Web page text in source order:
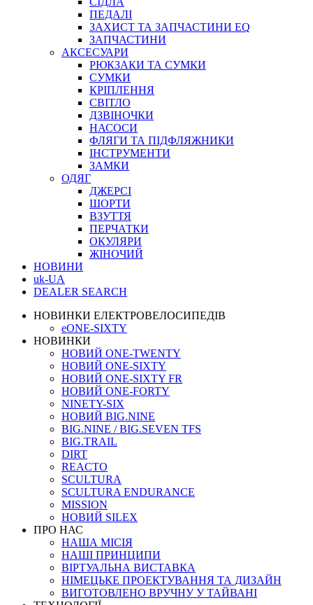
ПЕДАЛІ
ЗАХИСТ ТА ЗАПЧАСТИНИ EQ
ЗАПЧАСТИНИ
АКСЕСУАРИ
РЮКЗАКИ ТА СУМКИ
СУМКИ
КРІПЛЕННЯ
СВІТЛО
ДЗВІНОЧКИ
НАСОСИ
ФЛЯГИ ТА ПІДФЛЯЖНИКИ
ІНСТРУМЕНТИ
ЗАМКИ
ОДЯГ
ДЖЕРСІ
ШОРТИ
ВЗУТТЯ
ПЕРЧАТКИ
ОКУЛЯРИ
ЖІНОЧИЙ
НОВИНИ
uk-UA
DEALER SEARCH
НОВИНКИ ЕЛЕКТРОВЕЛОСИПЕДІВ
eONE-SIXTY
НОВИНКИ
НОВИЙ ONE-TWENTY
НОВИЙ ONE-SIXTY
НОВИЙ ONE-SIXTY FR
НОВИЙ ONE-FORTY
NINETY-SIX
НОВИЙ BIG.NINE
BIG.NINE / BIG.SEVEN TFS
BIG.TRAIL
DIRT
REACTO
SCULTURA
SCULTURA ENDURANCE
MISSION
НОВИЙ SILEX
ПРО НАС
НАША МICIЯ
НАШI ПРИНЦИПИ
ВIРТУАЛЬНА ВИСТАВКА
НІМЕЦЬКЕ ПРОЕКТУВАННЯ ТА ДИЗАЙН
ВИГОТОВЛЕНО ВРУЧНУ У ТАЙВАНІ